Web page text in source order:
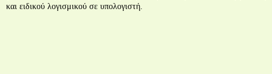
και ειδικού λογισμικού σε υπολογιστή.